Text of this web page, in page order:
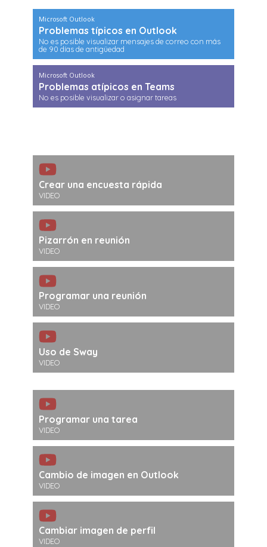
Microsoft Outlook
Problemas típicos en Outlook
No es posible visualizar mensajes de correo con más
de 90 días de antigüedad
Microsoft Outlook
Problemas atípicos en Teams
No es posible visualizar o asignar tareas
Crear una encuesta rápida
VIDEO
Pizarrón en reunión
VIDEO
Programar una reunión
VIDEO
Uso de Sway
VIDEO
Programar una tarea
VIDEO
Cambio de imagen en Outlook
VIDEO
Cambiar imagen de perfil
VIDEO